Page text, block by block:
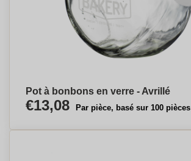
Pot à bonbons en verre - Avrillé
€13,08 Par pièce, basé sur 100 pièces